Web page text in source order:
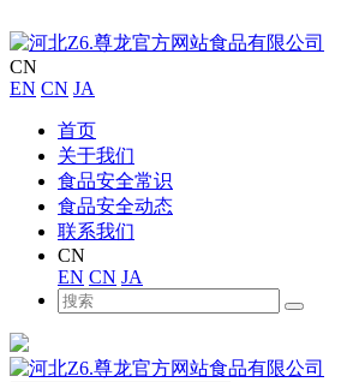
CN
EN CN JA
首页
关于我们
食品安全常识
食品安全动态
联系我们
CN
EN CN JA